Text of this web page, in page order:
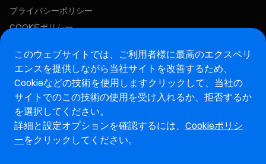
プライバシーポリシー
COOKIEポリシー
この求人に応募する
アフターマーケットウェブサイト
マレリ・インテグリティホットライン・ウェブサイト
脆弱性報告ページ (ENG)
このウェブサイトでは、ご利用者様に最高のエクスペリ
エンスを提供しながら当社サイトを改善するため、
Cookieなどの技術を使用しますクリックして、当社の
サイトでのこの技術の使用を受け入れるか、拒否するか
を選択してください。
詳細と設定オプションを確認するには、 Cookieポリシ
ーをクリックしてください。